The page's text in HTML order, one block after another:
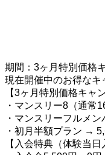
期間：3ヶ月特別価格
現在開催中のお得なキ
【3ヶ月特別価格キャ
・マンスリー8（通常
・マンスリーフルメ
・初月半額プラン →
【入会特典（体験当